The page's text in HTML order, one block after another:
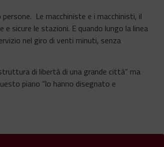
persone. Le macchiniste e i macchinisti, il
sicure le stazioni. E quando lungo la linea
nel giro di venti minuti, senza
di libertà di una grande città” ma
piano “lo hanno disegnato e